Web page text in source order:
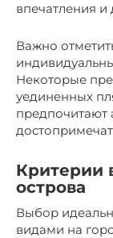
впечатления
Важно
Некоторые
уединенных
предпочитают
Критерии
острова
Выбор
видами на